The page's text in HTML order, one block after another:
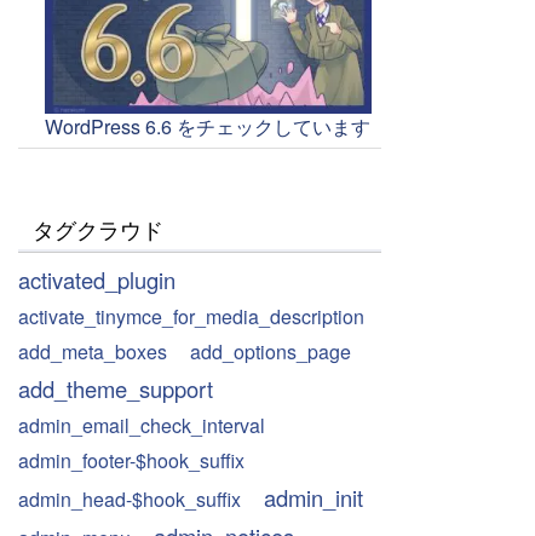
WordPress 6.6 をチェックしています
タグクラウド
activated_plugin
activate_tinymce_for_media_description
add_meta_boxes
add_options_page
add_theme_support
admin_email_check_interval
admin_footer-$hook_suffix
admin_head-$hook_suffix
admin_init